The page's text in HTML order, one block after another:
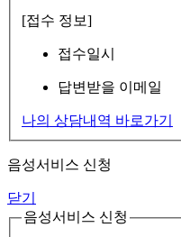
[접수 정보]
접수일시
답변받을 이메일
나의 상담내역 바로가기
음성서비스 신청
닫기
음성서비스 신청